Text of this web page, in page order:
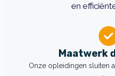
en
Maatwerk
Onze opleidingen sluiten